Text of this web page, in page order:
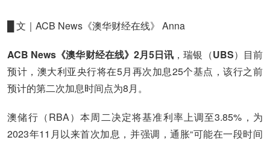
█ 文｜ACB News《澳华财经在线》 Anna
ACB News《澳华财经在线》2月5日讯 ，瑞银（UBS）目前
预计，澳大利亚央行将在5月再次加息25个基点，该行之前
预计的第二次加息时间点为8月。
澳储行（RBA）本周二决定将基准利率上调至3.85%，为
2023年11月以来首次加息，并强调，通胀“可能在一段时间